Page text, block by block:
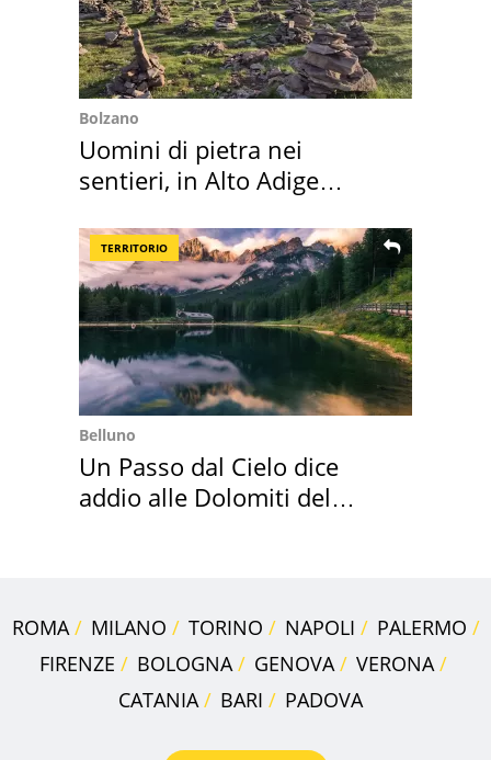
Bolzano
Uomini di pietra nei
sentieri, in Alto Adige
TERRITORIO
Belluno
Un Passo dal Cielo dice
addio alle Dolomiti del
ROMA MILANO TORINO NAPOLI
PALERMO
FIRENZE
BOLOGNA GENOVA
VERONA
CATANIA
BARI PADOVA